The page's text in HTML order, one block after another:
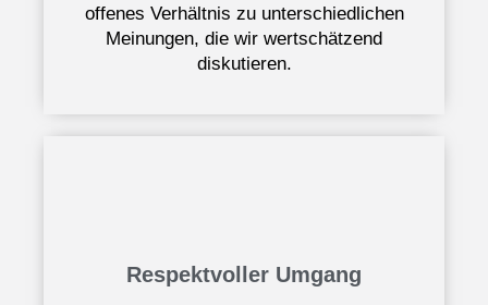
offenes Verhältnis zu unterschiedlichen
Meinungen, die wir wertschätzend
diskutieren.
Respektvoller Umgang